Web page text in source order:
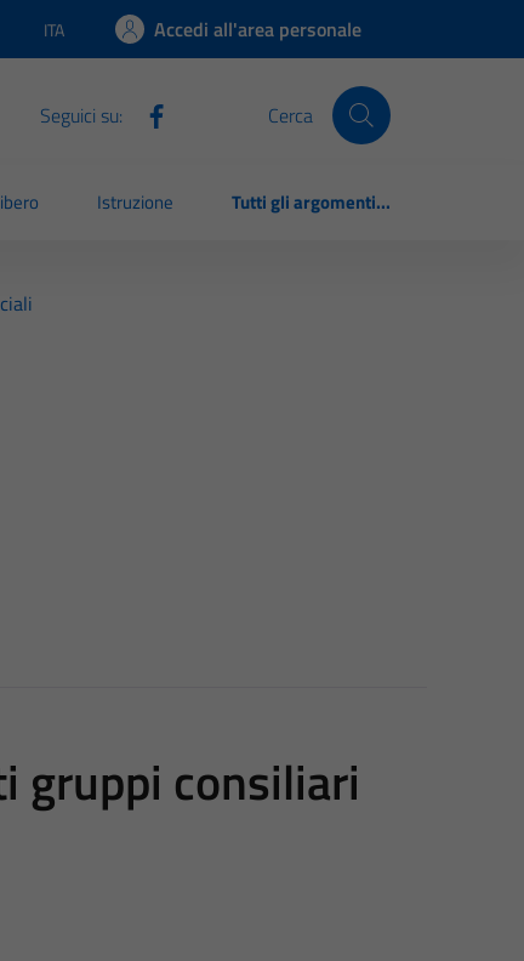
Lingua attiva:
ITA Accedi all'area personale
Seguici su: Cerca
Istruzione Tutti gli argomenti...
gruppi consiliari